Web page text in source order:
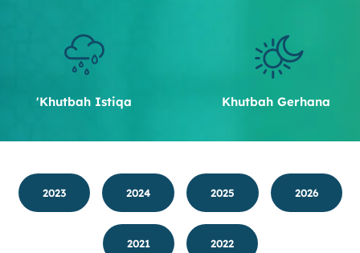
Khutbah Gerhana
Khutbah Istiqa'
2026
2025
2024
2023
2022
2021